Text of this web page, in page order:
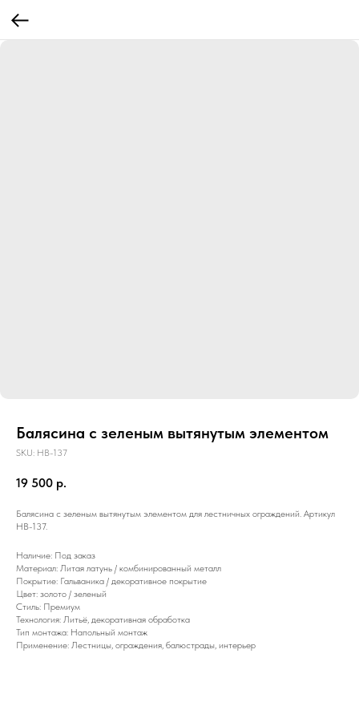
Балясина с зеленым вытянутым элементом
SKU: HB-137
19 500 р.
Балясина с зеленым вытянутым элементом для лестничных ограждений. Артикул
HB-137.
Наличие: Под заказ
Материал: Литая латунь / комбинированный металл
Покрытие: Гальваника / декоративное покрытие
Цвет: золото / зеленый
Стиль: Премиум
Технология: Литьё, декоративная обработка
Тип монтажа: Напольный монтаж
Применение: Лестницы, ограждения, балюстрады, интерьер